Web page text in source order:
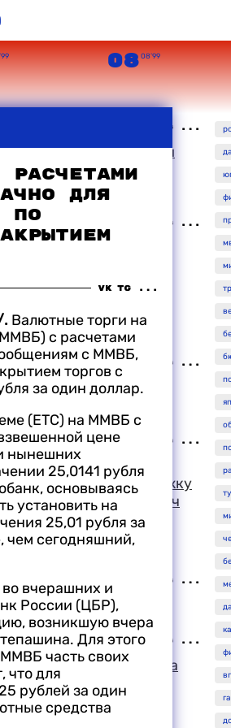
08 08’99
боевиками
что "всех русских в
намерены
с
в Дагестане
затмением по
и народа России
огромную поддержку
Слободан Милошевич
Рыжковым
Великобритании
о расследовании дела
в пособничестве
для
по
. Валютные торги на
с расчетами
с ММВБ,
торгов с
за один доллар.
(ЕТС) на ММВБ с
цене
нынешних
25,0141 рубля
основываясь
установить на
25,01 рубля за
чем сегодняшний,
во вчерашних и
России (ЦБР),
возникшую вчера
Для этого
часть своих
что для
рублей за один
средства